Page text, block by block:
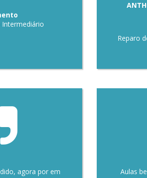
Intermediário
Reparo
agora por em
Aulas